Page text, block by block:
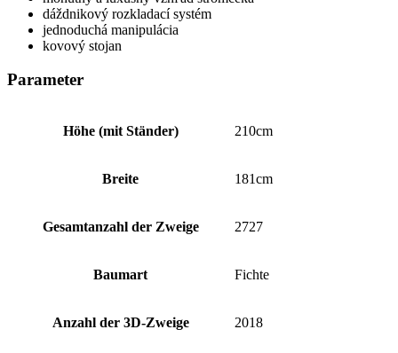
dáždnikový rozkladací systém
jednoduchá manipulácia
kovový stojan
Parameter
Höhe (mit Ständer) 210cm
Breite 181cm
Gesamtanzahl der Zweige 2727
Baumart Fichte
Anzahl der 3D-Zweige 2018